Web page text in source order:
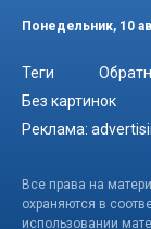
Понедельник, 10
Теги
Без картинок
Реклама:
Все права на
охраняются в
использовании